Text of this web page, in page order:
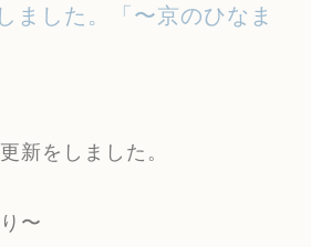
ました。「〜京のひなま
新をしました。
〜